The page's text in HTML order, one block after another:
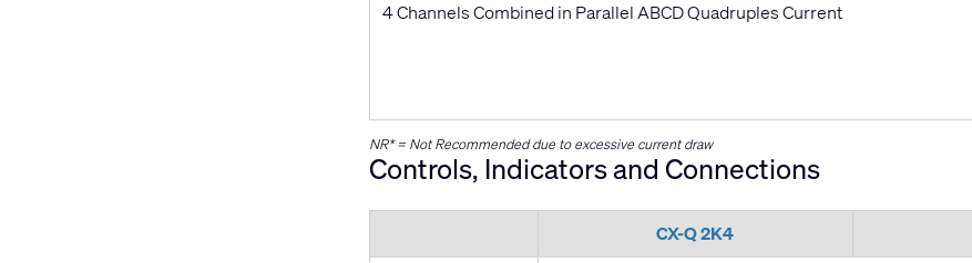
4 Channels Combined in Parallel ABCD Quadruples Current
NR* = Not Recommended due to excessive current draw
Controls, Indicators and Connections
CX-Q 2K4